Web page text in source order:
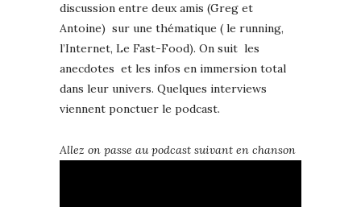
discussion entre deux amis (Greg et
Antoine) sur une thématique ( le running,
l’Internet, Le Fast-Food). On suit les
anecdotes et les infos en immersion total
dans leur univers. Quelques interviews
viennent ponctuer le podcast.
Allez on passe au podcast suivant en chanson